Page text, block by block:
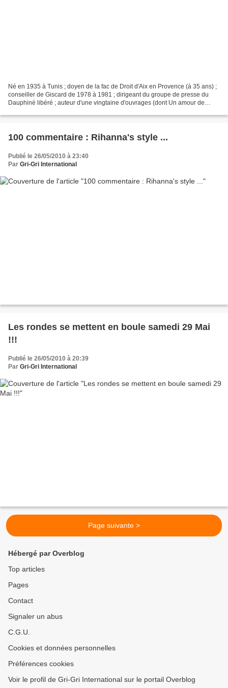
Né en 1935 à Tunis ; doyen de la fac de Droit d'Aix en Provence (à 35 ans) ;
conseiller de Giscard de 1978 à 1981 ; dirigeant du groupe de presse du
Dauphiné libéré ; auteur d'une vingtaine d'ouvrages (dont Un amour de
100 commentaire : Rihanna's style ...
Publié le 26/05/2010 à 23:40
Par Gri-Gri International
Les rondes se mettent en boule samedi 29 Mai
!!!
Publié le 26/05/2010 à 20:39
Par Gri-Gri International
Page suivante >
Hébergé par Overblog
Top articles
Pages
Contact
Signaler un abus
C.G.U.
Cookies et données personnelles
Préférences cookies
Voir le profil de Gri-Gri International sur le portail Overblog